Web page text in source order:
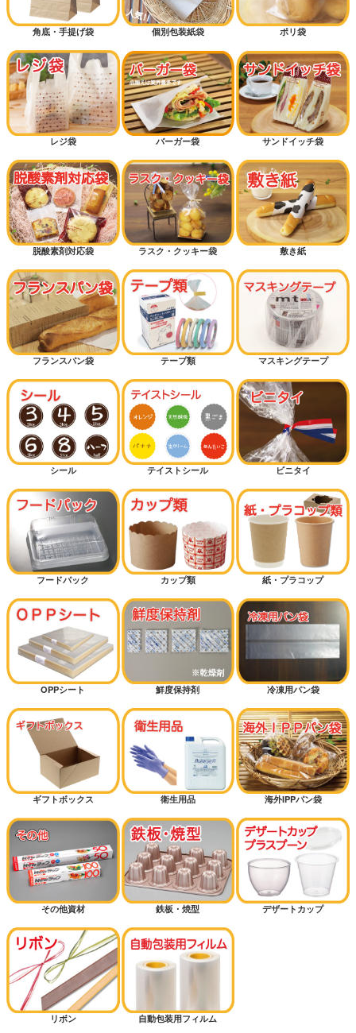
角底・手提げ袋 個別包装紙袋 ポリ袋
レジ袋 バーガー袋 サンドイッチ袋
脱酸素剤対応袋 ラスク・クッキー袋 敷き紙
フランスパン袋 テープ類 マスキングテープ
シール テイストシール ビニタイ
フードパック カップ類 紙・プラコップ
OPPシート 鮮度保持剤 冷凍用パン袋
ギフトボックス 衛生用品 海外IPPパン袋
その他資材 鉄板・焼型 デザートカップ
リボン 自動包装用フィルム